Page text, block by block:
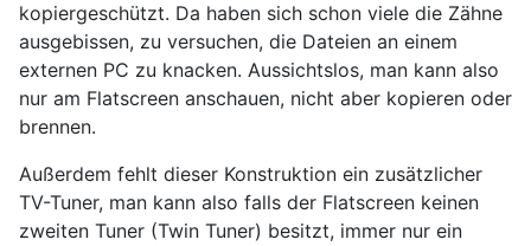
kopiergeschützt. Da haben sich schon viele die Zähne
ausgebissen, zu versuchen, die Dateien an einem
externen PC zu knacken. Aussichtslos, man kann also
nur am Flatscreen anschauen, nicht aber kopieren oder
brennen.
Außerdem fehlt dieser Konstruktion ein zusätzlicher
TV-Tuner, man kann also falls der Flatscreen keinen
zweiten Tuner (Twin Tuner) besitzt, immer nur ein